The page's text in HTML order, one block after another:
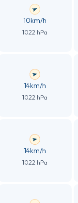
10km/h
1022 hPa
14km/h
1022 hPa
14km/h
1022 hPa